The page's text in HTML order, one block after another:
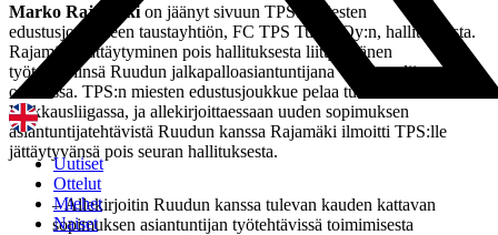
Uutiset
Ottelut
Miehet
Naiset
Marko Rajamäki on jäänyt sivuun TPS:n miesten
edustusjoukkueen taustayhtiön, FC TPS Turku Oy:n, hallituksesta.
Rajamäen jättäytyminen pois hallituksesta liittyy hänen
työtehtäviinsä Ruudun jalkapalloasiantuntijana Veikkausliiga-
otteluissa. TPS:n miesten edustusjoukkue pelaa tulevalla kaudella
Veikkausliigassa, ja allekirjoittaessaan uuden sopimuksen
asiantuntijatehtävistä Ruudun kanssa Rajamäki ilmoitti TPS:lle
jättäytyvänsä pois seuran hallituksesta.
– Allekirjoitin Ruudun kanssa tulevan kauden kattavan
sopimuksen asiantuntijan työtehtävissä toimimisesta